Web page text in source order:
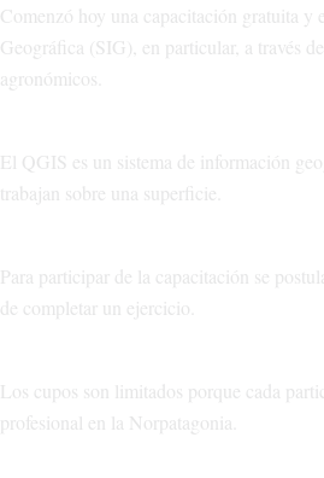
Comenzó hoy una capacitación gratuita y
Geográfica (SIG), en particular, a través
agronómicos.
El QGIS es un sistema de información
trabajan sobre una superficie.
Para participar de la capacitación se
de completar un ejercicio.
Los cupos son limitados porque cada
profesional en la Norpatagonia.